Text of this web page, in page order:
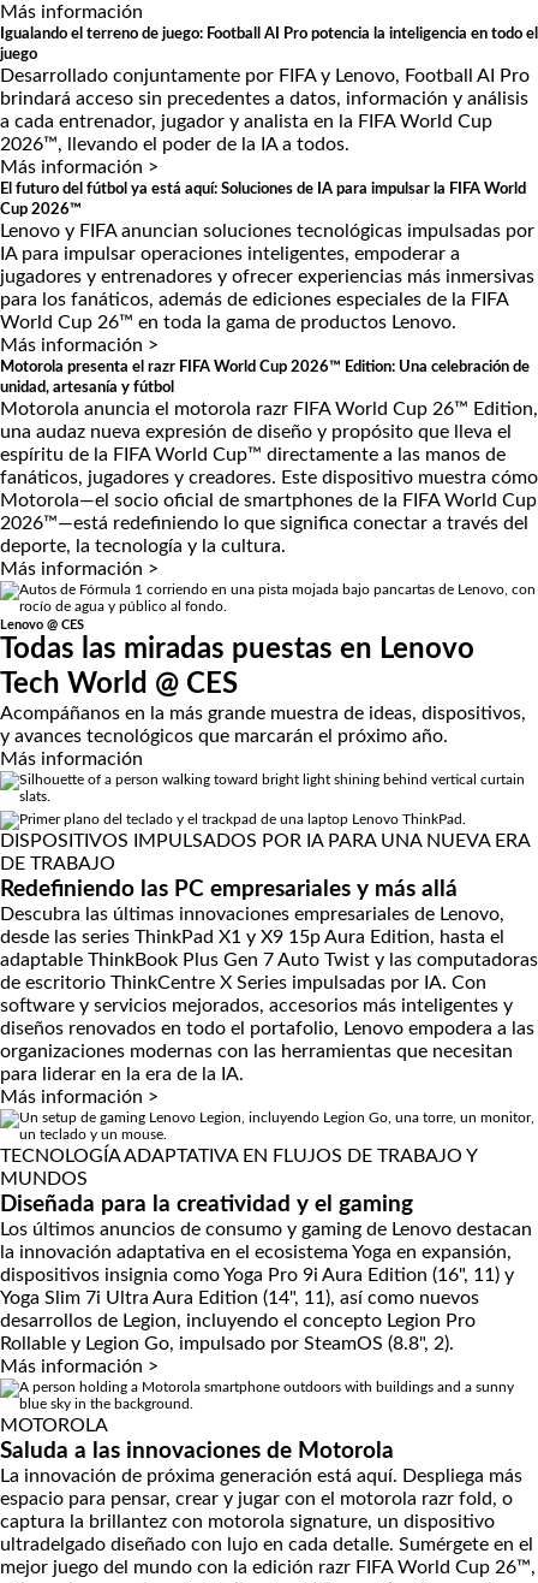
Más información
Igualando el terreno de juego: Football AI Pro potencia la inteligencia en todo el
juego
Desarrollado conjuntamente por FIFA y Lenovo, Football AI Pro
brindará acceso sin precedentes a datos, información y análisis
a cada entrenador, jugador y analista en la FIFA World Cup
2026™, llevando el poder de la IA a todos.
Más información >
El futuro del fútbol ya está aquí: Soluciones de IA para impulsar la FIFA World
Cup 2026™
Lenovo y FIFA anuncian soluciones tecnológicas impulsadas por
IA para impulsar operaciones inteligentes, empoderar a
jugadores y entrenadores y ofrecer experiencias más inmersivas
para los fanáticos, además de ediciones especiales de la FIFA
World Cup 26™ en toda la gama de productos Lenovo.
Más información >
Motorola presenta el razr FIFA World Cup 2026™ Edition: Una celebración de
unidad, artesanía y fútbol
Motorola anuncia el motorola razr FIFA World Cup 26™ Edition,
una audaz nueva expresión de diseño y propósito que lleva el
espíritu de la FIFA World Cup™ directamente a las manos de
fanáticos, jugadores y creadores. Este dispositivo muestra cómo
Motorola—el socio oficial de smartphones de la FIFA World Cup
2026™—está redefiniendo lo que significa conectar a través del
deporte, la tecnología y la cultura.
Más información >
Lenovo @ CES
Todas las miradas puestas en Lenovo
Tech World @ CES
Acompáñanos en la más grande muestra de ideas, dispositivos,
y avances tecnológicos que marcarán el próximo año.
Más información
DISPOSITIVOS IMPULSADOS POR IA PARA UNA NUEVA ERA
DE TRABAJO
Redefiniendo las PC empresariales y más allá
Descubra las últimas innovaciones empresariales de Lenovo,
desde las series ThinkPad X1 y X9 15p Aura Edition, hasta el
adaptable ThinkBook Plus Gen 7 Auto Twist y las computadoras
de escritorio ThinkCentre X Series impulsadas por IA. Con
software y servicios mejorados, accesorios más inteligentes y
diseños renovados en todo el portafolio, Lenovo empodera a las
organizaciones modernas con las herramientas que necesitan
para liderar en la era de la IA.
Más información >
TECNOLOGÍA ADAPTATIVA EN FLUJOS DE TRABAJO Y
MUNDOS
Diseñada para la creatividad y el gaming
Los últimos anuncios de consumo y gaming de Lenovo destacan
la innovación adaptativa en el ecosistema Yoga en expansión,
dispositivos insignia como Yoga Pro 9i Aura Edition (16", 11) y
Yoga Slim 7i Ultra Aura Edition (14", 11), así como nuevos
desarrollos de Legion, incluyendo el concepto Legion Pro
Rollable y Legion Go, impulsado por SteamOS (8.8", 2).
Más información >
MOTOROLA
Saluda a las innovaciones de Motorola
La innovación de próxima generación está aquí. Despliega más
espacio para pensar, crear y jugar con el motorola razr fold, o
captura la brillantez con motorola signature, un dispositivo
ultradelgado diseñado con lujo en cada detalle. Sumérgete en el
mejor juego del mundo con la edición razr FIFA World Cup 26™,